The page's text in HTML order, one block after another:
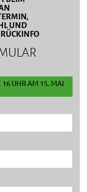
UND
16 UHR AM 15. MAI